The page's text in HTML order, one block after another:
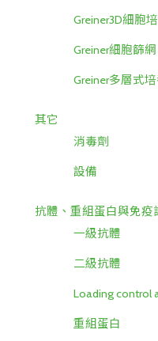
Greiner3D細胞
Greiner細胞篩網
Greiner多層式
其它
消毒劑
設備
抗體、重組蛋白與免疫
一級抗體
二級抗體
Loading control
重組蛋白